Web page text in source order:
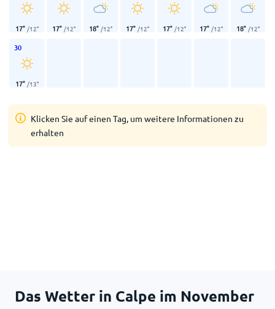
17° /12° 17° /12° 18° /12° 17° /12° 17° /12° 17° /12° 18° /12°
30
17° /13°
Klicken Sie auf einen Tag, um weitere Informationen zu
erhalten
Das Wetter in Calpe im November